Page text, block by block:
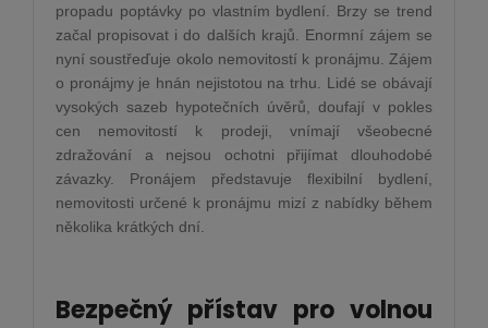
propadu poptávky po vlastním bydlení. Brzy se trend
začal propisovat i do dalších krajů. Enormní zájem se
nyní soustřeďuje okolo nemovitostí k pronájmu. Zájem
o pronájmy je hnán nejistotou na trhu. Lidé se obávají
vysokých sazeb hypotečních úvěrů, doufají v pokles
cen nemovitostí k prodeji, vnímají všeobecné
zdražování a nejsou ochotni přijímat dlouhodobé
závazky. Pronájem představuje flexibilní bydlení,
nemovitosti určené k pronájmu mizí z nabídky během
několika krátkých dní.
Bezpečný přístav pro volnou